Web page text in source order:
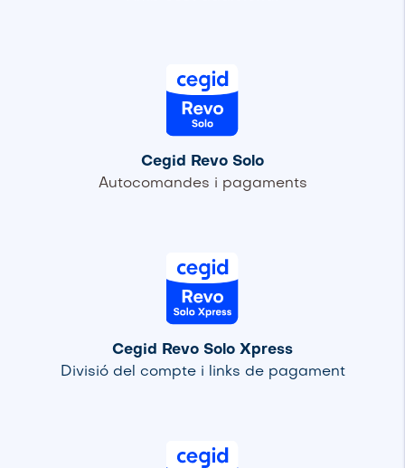
Cegid Revo Solo
Autocomandes i pagaments
Cegid Revo Solo Xpress
Divisió del compte i links de pagament